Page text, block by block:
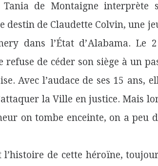
Tania de Montaigne
destin de Claudette Colvin, une
dans l’État d’Alabama.
refuse de céder son siège à un
Avec l’audace de ses 15
la Ville en justice. Mais
on tombe enceinte, on a peu
l’histoire de cette héroïne,